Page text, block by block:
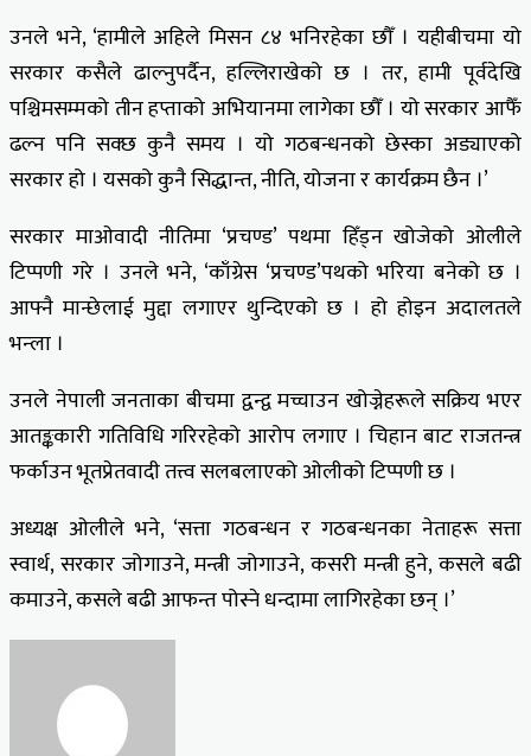
उनले भने, ‘हामीले अहिले मिसन ८४ भनिरहेका छौँ । यहीबीचमा यो
सरकार कसैले ढाल्नुपर्दैन, हल्लिराखेको छ । तर, हामी पूर्वदेखि
पश्चिमसम्मको तीन हप्ताको अभियानमा लागेका छौँ । यो सरकार आफैँ
ढल्न पनि सक्छ कुनै समय । यो गठबन्धनको छेस्का अड्याएको
सरकार हो । यसको कुनै सिद्धान्त, नीति, योजना र कार्यक्रम छैन ।’
सरकार माओवादी नीतिमा ‘प्रचण्ड’ पथमा हिँड्न खोजेको ओलीले
टिप्पणी गरे । उनले भने, ‘काँग्रेस ‘प्रचण्ड’पथको भरिया बनेको छ ।
आफ्नै मान्छेलाई मुद्दा लगाएर थुन्दिएको छ । हो होइन अदालतले
भन्ला ।
उनले नेपाली जनताका बीचमा द्वन्द्व मच्चाउन खोज्नेहरूले सक्रिय भएर
आतङ्ककारी गतिविधि गरिरहेको आरोप लगाए । चिहान बाट राजतन्त्र
फर्काउन भूतप्रेतवादी तत्त्व सलबलाएको ओलीको टिप्पणी छ ।
अध्यक्ष ओलीले भने, ‘सत्ता गठबन्धन र गठबन्धनका नेताहरू सत्ता
स्वार्थ, सरकार जोगाउने, मन्त्री जोगाउने, कसरी मन्त्री हुने, कसले बढी
कमाउने, कसले बढी आफन्त पोस्ने धन्दामा लागिरहेका छन् ।’